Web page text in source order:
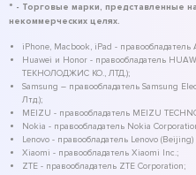
* - Торговые марки, представленные
некоммерческих целях.
iPhone, Macbook, iPad -
Huawei и Honor - правообладатель
ТЕКНОЛОДЖИС КО., ЛТД.);
Samsung – правообладатель Samsung
Лтд.);
MEIZU - правообладатель MEIZU
Nokia - правообладатель Nokia
Lenovo - правообладатель Lenovo
Xiaomi - правообладатель Xiaomi Inc.;
ZTE - правообладатель ZTE Corporation;